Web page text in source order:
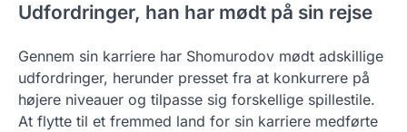
Udfordringer, han har mødt på sin rejse
Gennem sin karriere har Shomurodov mødt adskillige
udfordringer, herunder presset fra at konkurrere på
højere niveauer og tilpasse sig forskellige spillestile.
At flytte til et fremmed land for sin karriere medførte